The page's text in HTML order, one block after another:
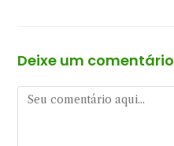
Deixe um comentário
Comentário